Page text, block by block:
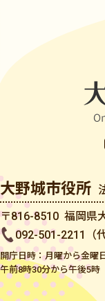
大野城市役所
〒816-8510 福岡県
092-501-2211（
開庁日時：月曜から金曜
午前8時30分から午後5時